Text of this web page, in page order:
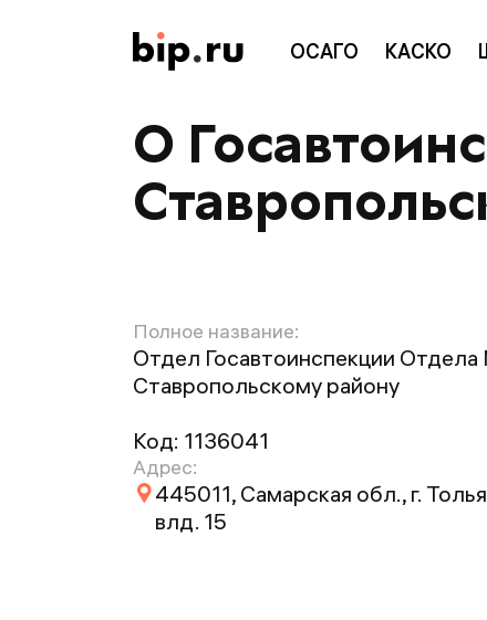
ОСАГО КАСКО
О
Полное название:
Отдел Госавтоинспекции
Ставропольскому району
Код: 1136041
Адрес:
445011, Самарская обл., г.
влд. 15